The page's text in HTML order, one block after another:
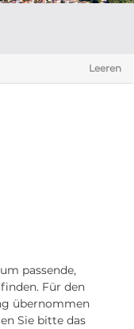
Leeren
passende,
Für den
übernommen
Sie bitte das